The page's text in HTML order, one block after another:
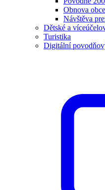
Obnova
Návštěva
Dětské a
Turistika
Digitální